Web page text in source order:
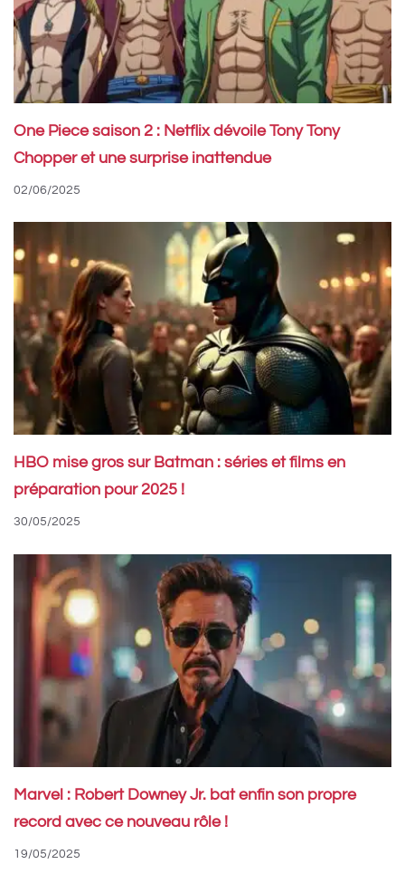
One Piece saison 2 : Netflix dévoile Tony Tony
Chopper et une surprise inattendue
02/06/2025
HBO mise gros sur Batman : séries et films en
préparation pour 2025 !
30/05/2025
Marvel : Robert Downey Jr. bat enfin son propre
record avec ce nouveau rôle !
19/05/2025